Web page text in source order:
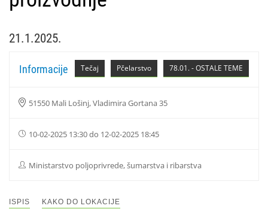
21.1.2025.
78.01. - OSTALE TEME
Pčelarstvo
Tečaj
Informacije
51550 Mali Lošinj, Vladimira Gortana 35
10-02-2025 13:30 do 12-02-2025 18:45
Ministarstvo poljoprivrede, šumarstva i ribarstva
ISPIS KAKO DO LOKACIJE